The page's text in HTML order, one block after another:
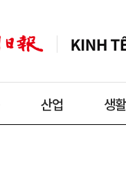
산업 생